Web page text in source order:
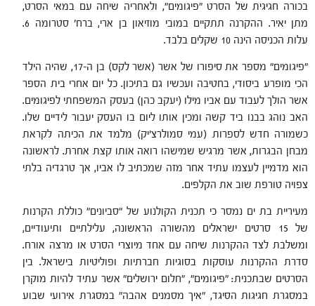
בכורה חגיגית של הסרט "פיגומים", ולאחריה שיחה עם במאי הסרט,
מתן יאיר. ההקרנה תתקיים במובי מוזיאון בן ארי, ברח' סטרומה 6.
עלות הכניסה הינה 10 שקלים בלבד.
"פיגומים" מספר את סיפורו של אשר (אשר לקס) בן ה-17, שהיה הילד
הכי מופרע ביסודי, בחטיבה ועכשיו גם בתיכון. כל יום אחרי בית הספר
אשר הולך לעבוד עם אביו מילו (יעקב כהן) בעסק המשפחתי לפיגומים.
האב נוהג בבנו ביד קשה ומכין אותו ליום בו העסק יעבור לידיים שלו.
כשמורה חדש לספרות (עמי סמולרצ'יק) מלמד את הכיתה לקראת
מבחן הבגרות, אשר מרגיש שמישהו רואה אותו קצת אחרת. לראשונה
הוא מדמיין לעצמו עתיד אחר מזה שמכתיב לו אביו, אך טרגדיה בלתי
צפויה טורפת שוב את הקלפים.
מעיריית בת ים נמסר כי תכנית הקולנוע של "סביונים" כוללת הקרנות
של 15 סרטים ישראלים מהשורה הראשונה, עלילתיים ותיעודיים,
ומשלבת לצד ההקרנות שיחה עם אחד מיוצרי הסרט או מרצה אורח.
סדרת ההקרנות עוסקות בסוגיות חברתיות ופוליטיות בישראל. בין
הסרטים שבתכנית: "פיגומים", "חלום ירושלים" אשר עתיד להיות מוקרן
במסגרת חגיגות הסיגד, "איך מסמנים אהבה" במסגרת אירועי שבוע